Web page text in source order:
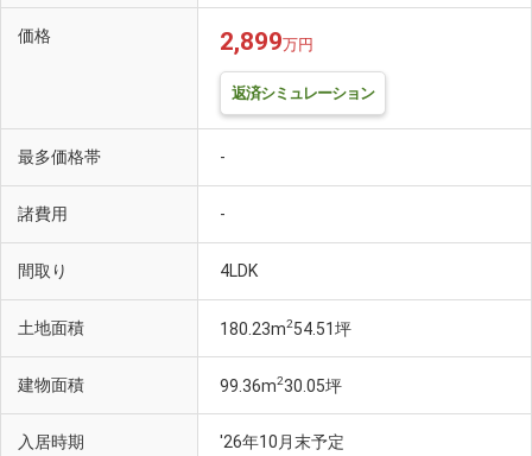
価格 2,899万円
返済シミュレーション
最多価格帯 -
諸費用 -
間取り 4LDK
土地面積 180.23m254.51坪
建物面積 99.36m230.05坪
入居時期 '26年10月末予定